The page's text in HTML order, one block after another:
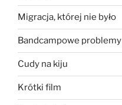
Migracja, której nie było
Bandcampowe problemy
Cudy na kiju
Krótki film